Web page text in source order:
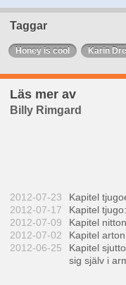
Taggar
Honey is cool Karin
Läs mer av
Billy Rimgard
2012-07-23
Kapitel
2012-07-17
Kapitel
2012-07-09
Kapitel
2012-07-02
Kapitel
2012-06-25
Kapitel
sig själv i